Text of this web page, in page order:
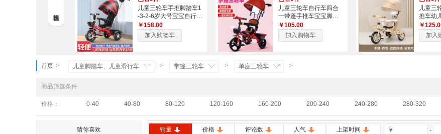
儿童三轮车手推脚踏车1
-3-2-6岁大号宝宝自行车
童车小孩玩具
￥158.00
加入购物车
儿童三轮车自行车四合
一带蓬手推车宝宝脚踏
车音乐灯光玩具车
￥105.00
加入购物车
儿童三
推车幼
小孩童
￥
加入
首页 > 儿童脚踏车、儿童滑行车 > 带篷三轮车 > 单座三轮车 >
商品筛选条件
价格： 0-40 40-80 80-120 120-160 160-200 200-240 240-280 280-320
猜你喜欢 销量 价格 评论数 人气 上架时间 ￥ -